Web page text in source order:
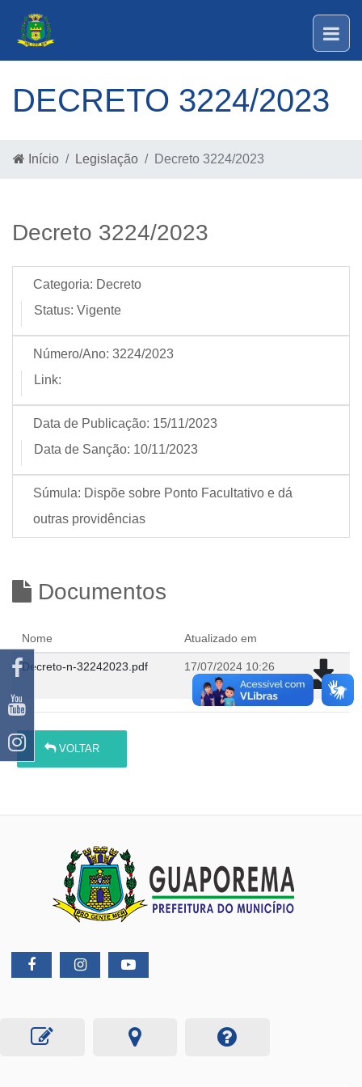
DECRETO 3224/2023
Início Legislação Decreto 3224/2023
Decreto 3224/2023
Categoria: Decreto
Status: Vigente
Número/Ano: 3224/2023
Link:
Data de Publicação: 15/11/2023
Data de Sanção: 10/11/2023
Súmula: Dispõe sobre Ponto Facultativo e dá
outras providências
Documentos
Nome Atualizado em
Decreto-n-32242023.pdf 17/07/2024 10:26
VOLTAR